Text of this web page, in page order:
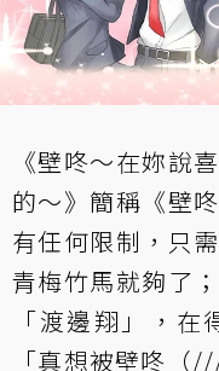
《壁咚～在妳說
的～》簡稱《壁
有任何限制，只
青梅竹馬就夠了
「渡邊翔」，
「真想被壁咚（